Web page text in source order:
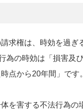
求権は、時効を過ぎ
為の時効は「損害及
点から20年間」です。
を害する不法行為